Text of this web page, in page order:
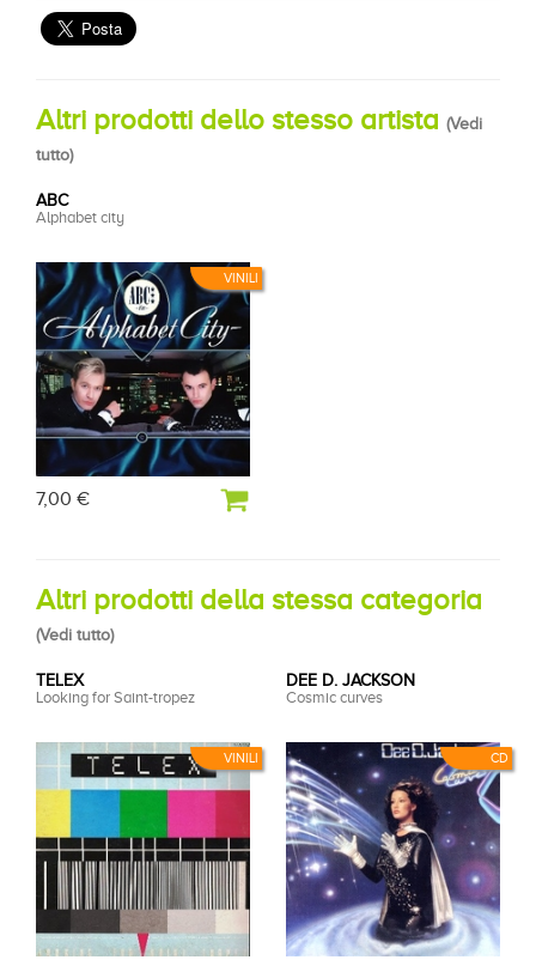
Altri prodotti dello stesso artista (Vedi
tutto)
VINILI
ABC
Alphabet city
7,00 €
Altri prodotti della stessa categoria
(Vedi tutto)
VINILI
TELEX
Looking for Saint-tropez
CD
DEE D. JACKSON
Cosmic curves